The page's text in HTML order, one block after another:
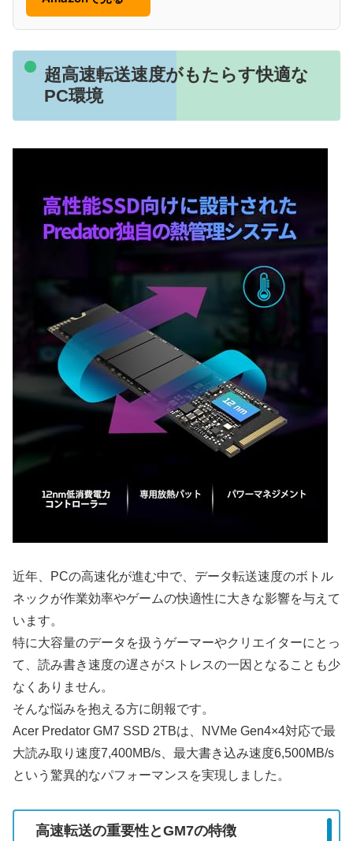
超高速転送速度がもたらす快適な
PC環境
近年、PCの高速化が進む中で、データ転送速度のボトル
ネックが作業効率やゲームの快適性に大きな影響を与えて
います。
特に大容量のデータを扱うゲーマーやクリエイターにとっ
て、読み書き速度の遅さがストレスの一因となることも少
なくありません。
そんな悩みを抱える方に朗報です。
Acer Predator GM7 SSD 2TBは、NVMe Gen4×4対応で最
大読み取り速度7,400MB/s、最大書き込み速度6,500MB/s
という驚異的なパフォーマンスを実現しました。
高速転送の重要性とGM7の特徴